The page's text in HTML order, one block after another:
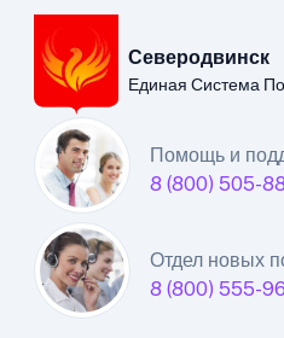
Северодвинск
Единая Система
Помощь и
8 (800) 505-
Отдел новых
8 (800) 555-
филиал
Единой